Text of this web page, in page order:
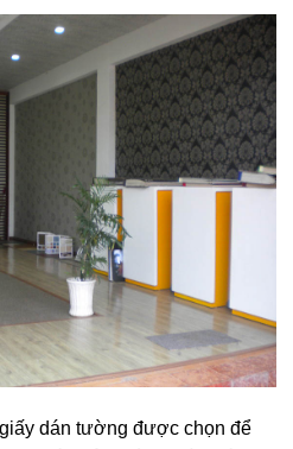
dán tường được chọn để